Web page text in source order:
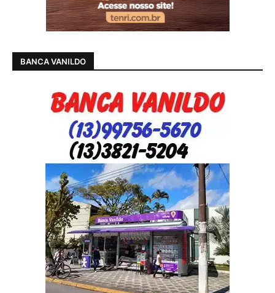
BANCA VANILDO